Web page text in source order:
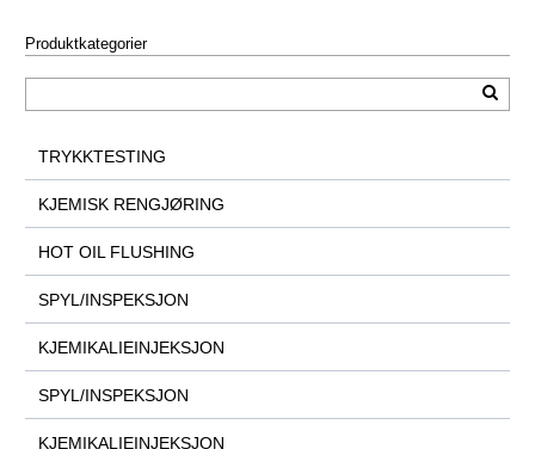
Produktkategorier
TRYKKTESTING
KJEMISK RENGJØRING
HOT OIL FLUSHING
SPYL/INSPEKSJON
KJEMIKALIEINJEKSJON
SPYL/INSPEKSJON
KJEMIKALIEINJEKSJON